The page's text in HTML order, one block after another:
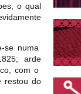
o qual
se numa
arde
com o
restou do